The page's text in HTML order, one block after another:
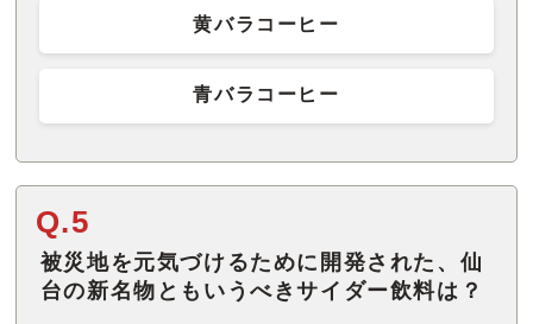
黄バラコーヒー
青バラコーヒー
Q.5
被災地を元気づけるために開発された、仙
台の新名物ともいうべきサイダー飲料は？